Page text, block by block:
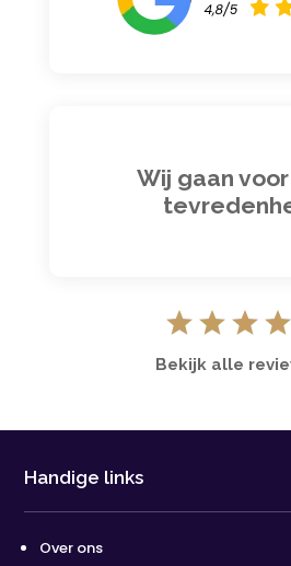
Wij gaan voor
Bekijk alle
Handige links
Over ons